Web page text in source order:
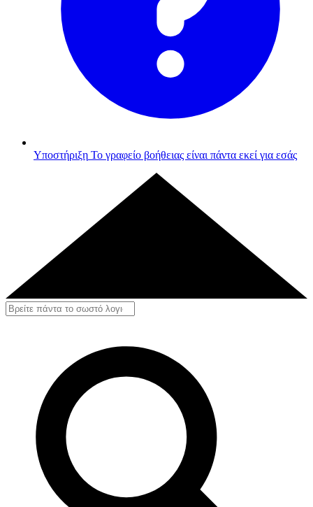
Υποστήριξη Το γραφείο βοήθειας είναι πάντα εκεί για εσάς